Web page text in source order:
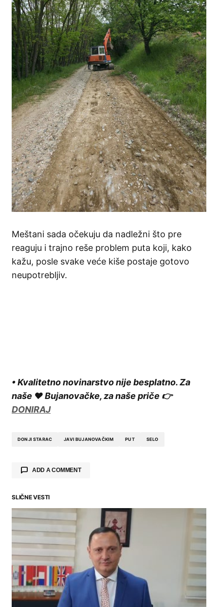
Meštani sada očekuju da nadležni što pre
reaguju i trajno reše problem puta koji, kako
kažu, posle svake veće kiše postaje gotovo
neupotrebljiv.
• Kvalitetno novinarstvo nije besplatno. Za
naše ❤️ Bujanovačke, za naše priče 👉
DONIRAJ
DONJI STARAC JAVI BUJANOVAČKIM PUT SELO
ADD A COMMENT
Your email address will not be published.
Required fields are marked
SLIČNE VESTI